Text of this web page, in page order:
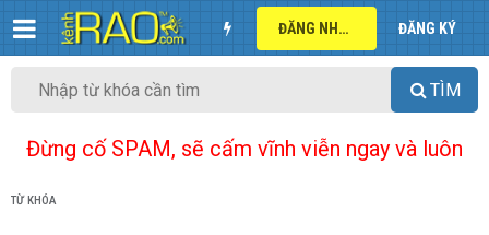
ĐĂNG NHẬP ĐĂNG KÝ
TÌM
Đừng cố SPAM, sẽ cấm vĩnh viễn ngay và luôn
TỪ KHÓA